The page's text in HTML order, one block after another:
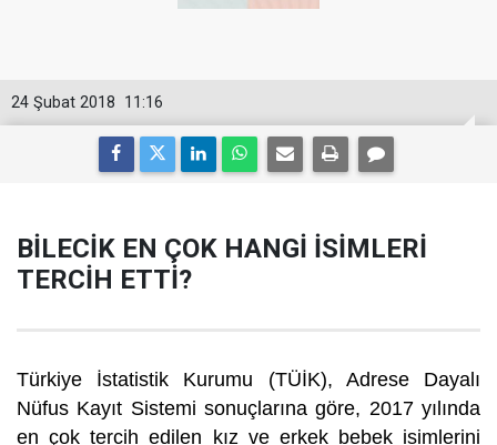
11:16
24 Şubat 2018
BİLECİK EN ÇOK HANGİ İSİMLERİ
TERCİH ETTİ?
Türkiye İstatistik Kurumu (TÜİK), Adrese Dayalı
Nüfus Kayıt Sistemi sonuçlarına göre, 2017 yılında
en çok tercih edilen kız ve erkek bebek isimlerini